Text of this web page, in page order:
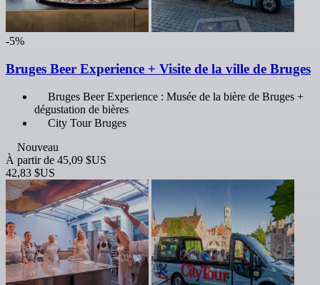
-5%
Bruges Beer Experience + Visite de la ville de Bruges
Bruges Beer Experience : Musée de la bière de Bruges +
dégustation de bières
City Tour Bruges
Nouveau
À partir de 45,09 $US
42,83 $US